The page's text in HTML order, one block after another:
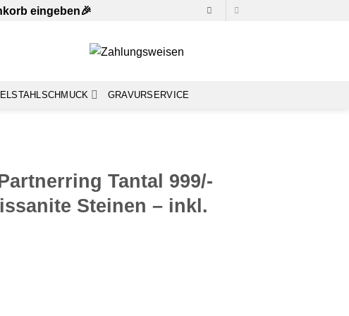
eingeben🎉
GRAVURSERVICE
Tantal 999/-
Steinen – inkl.